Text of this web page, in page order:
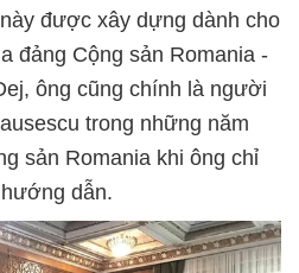
được xây dựng dành cho
đảng Cộng sản Romania -
ông cũng chính là người
trong những năm
sản Romania khi ông chỉ
dẫn.